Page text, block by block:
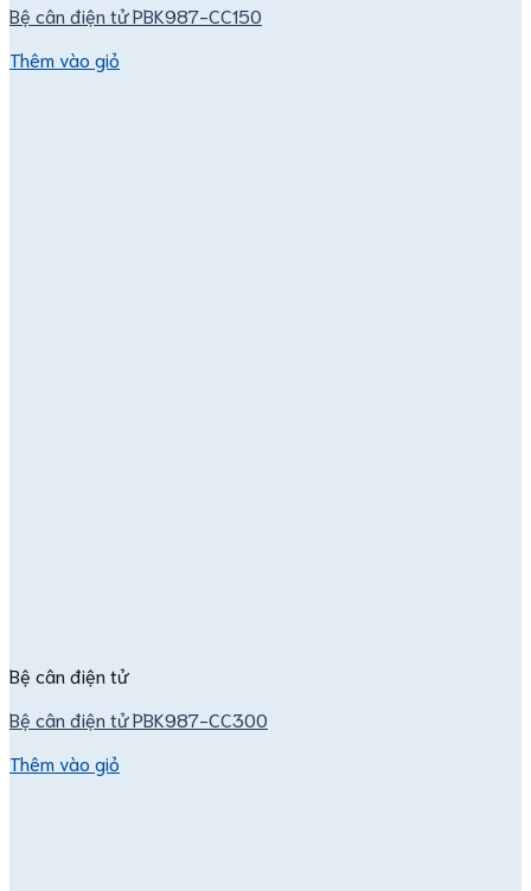
Bệ cân điện tử PBK987-CC150
Thêm vào giỏ
Bệ cân điện tử
Bệ cân điện tử PBK987-CC300
Thêm vào giỏ